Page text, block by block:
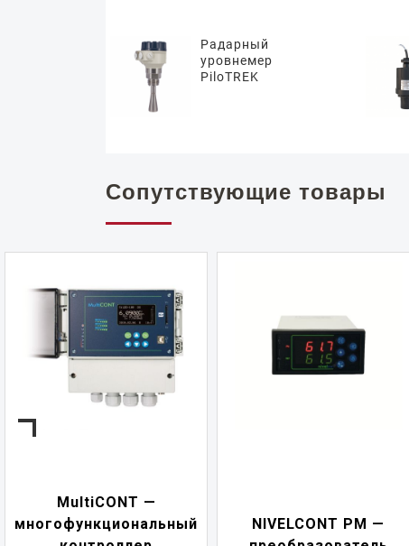
Радарный
уровнемер
PiloTREK
Сопутствующие товары
MultiCONT —
многофункциональный
NIVELCONT PM —